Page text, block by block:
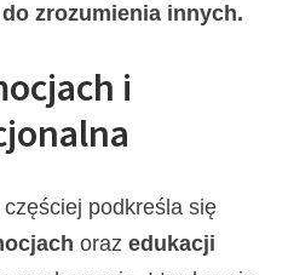
zrozumienia innych.
i
podkreśla się
orazedukacji